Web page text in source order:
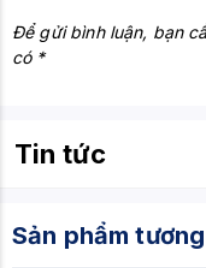
Để gửi bình luận, bạn
có *
Tin tức
Sản phẩm